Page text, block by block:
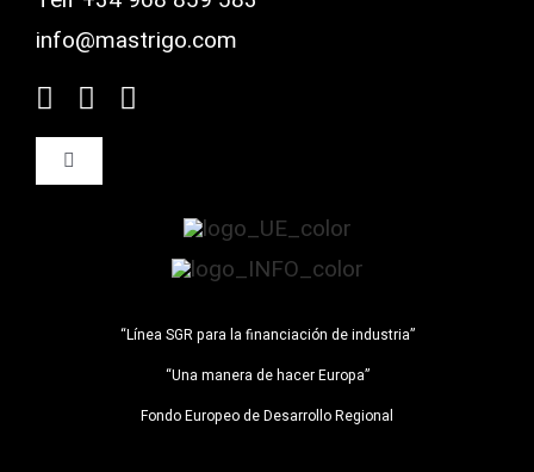
info@mastrigo.com
Toggle
Aviso Legal
Política de Cookies
“Línea SGR para la financiación de industria”
“Una manera de hacer Europa”
Fondo Europeo de Desarrollo Regional